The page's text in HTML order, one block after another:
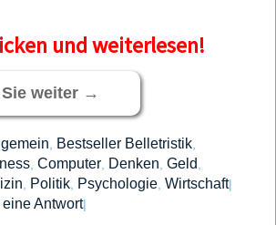
und weiterlesen!
weiter →
Bestseller Belletristik
Computer Denken Geld
Politik Psychologie Wirtschaft|
Antwort|